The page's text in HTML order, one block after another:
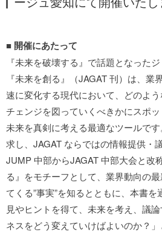
■ 開催にあたって
『未来を破壊する』で話題となった
『未来を創る』（JAGAT 刊）は、業
速に変化する現代において、どのよ
チェンジを図っていくべきかにスポ
未来を真剣に考える最適なツールで
求し、JAGAT ならではの情報提供・
JUMP 中部からJAGAT 中部大会と改
る』をモチーフとして、業界動向の
てくる”事実”を知るとともに、本書
見やヒントを得て、未来を考え、議
ネスをどう変えていけばよいのか？